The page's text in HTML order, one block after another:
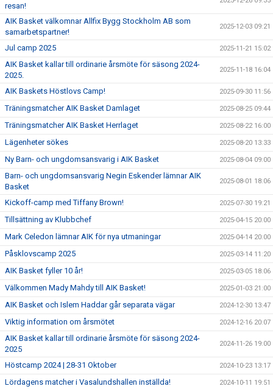
resan!
AIK Basket välkomnar Allfix Bygg Stockholm AB som
samarbetspartner!
2025-12-03 09:21
Jul camp 2025 2025-11-21 15:02
AIK Basket kallar till ordinarie årsmöte för säsong 2024-
2025.
2025-11-18 16:04
AIK Baskets Höstlovs Camp! 2025-09-30 11:56
Träningsmatcher AIK Basket Damlaget 2025-08-25 09:44
Träningsmatcher AIK Basket Herrlaget 2025-08-22 16:00
Lägenheter sökes 2025-08-20 13:33
Ny Barn- och ungdomsansvarig i AIK Basket 2025-08-04 09:00
Barn- och ungdomsansvarig Negin Eskender lämnar AIK
Basket
2025-08-01 18:06
Kickoff-camp med Tiffany Brown! 2025-07-30 19:21
Tillsättning av Klubbchef 2025-04-15 20:00
Mark Celedon lämnar AIK för nya utmaningar 2025-04-14 20:00
Påsklovscamp 2025 2025-03-14 11:20
AIK Basket fyller 10 år! 2025-03-05 18:06
Välkommen Mady Mahdy till AIK Basket! 2025-01-03 21:00
AIK Basket och Islem Haddar går separata vägar 2024-12-30 13:47
Viktig information om årsmötet 2024-12-16 20:07
AIK Basket kallar till ordinarie årsmöte för säsong 2024-
2025
2024-11-26 19:00
Höstcamp 2024 | 28-31 Oktober 2024-10-23 13:17
Lördagens matcher i Vasalundshallen inställda! 2024-10-11 19:51